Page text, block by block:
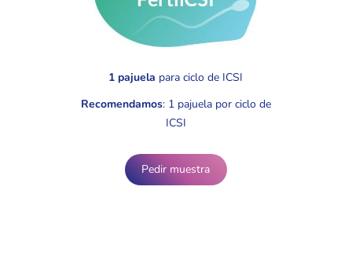
1 pajuela para ciclo de ICSI
Recomendamos: 1 pajuela por ciclo de
ICSI
Pedir muestra